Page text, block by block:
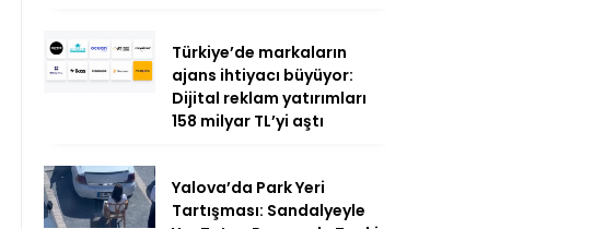
Türkiye’de markaların
ajans ihtiyacı büyüyor:
Dijital reklam yatırımları
158 milyar TL’yi aştı
Yalova’da Park Yeri
Tartışması: Sandalyeyle